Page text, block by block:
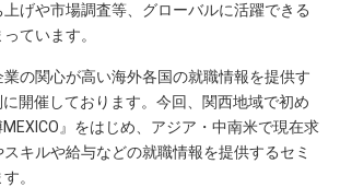
げや市場調査等、グローバルに活躍できる
ています。
の関心が高い海外各国の就職情報を提供す
開催しております。今回、関西地域で初め
』をはじめ、アジア・中南米で現在求
キルや給与などの就職情報を提供するセミ
。